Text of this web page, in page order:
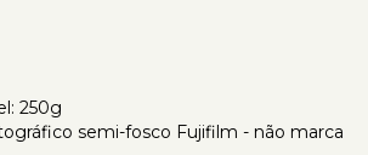
250g
semi-fosco Fujifilm - não marca